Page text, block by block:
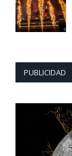
PUBLICIDAD